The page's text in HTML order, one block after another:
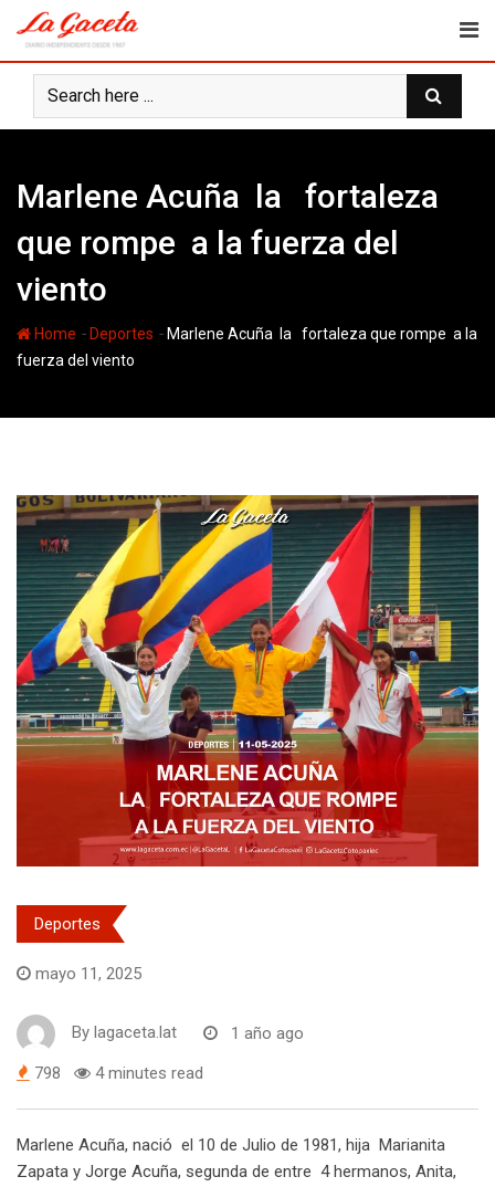
content
Marlene Acuña la fortaleza
que rompe a la fuerza del
viento
Home - Deportes - Marlene Acuña la fortaleza que rompe a la
fuerza del viento
Deportes
mayo 11, 2025
By lagaceta.lat 1 año ago
798 4 minutes read
Marlene Acuña, nació el 10 de Julio de 1981, hija Marianita
Zapata y Jorge Acuña, segunda de entre 4 hermanos, Anita,